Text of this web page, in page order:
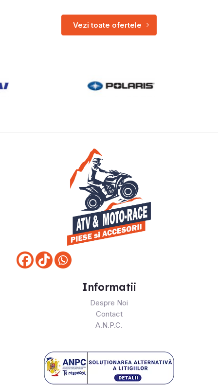
Vezi toate ofertele
Informatii
Despre Noi
Contact
A.N.P.C.